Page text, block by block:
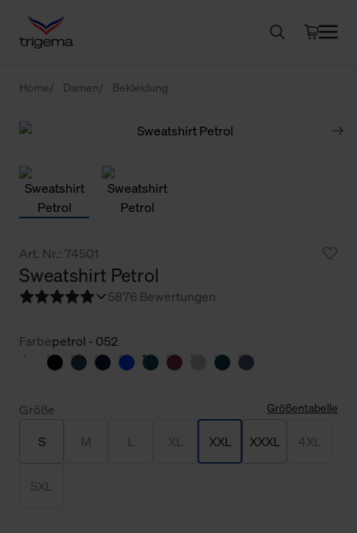
Home Damen Bekleidung
Art. Nr.: 74501
Sweatshirt Petrol
5876 Bewertungen
Farbepetrol - 052
Größe Größentabelle
S M L XL XXL XXXL 4XL
5XL